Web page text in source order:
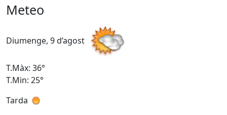
Meteo
Diumenge, 9 d’agost
T.Màx: 36°
T.Min: 25°
Tarda